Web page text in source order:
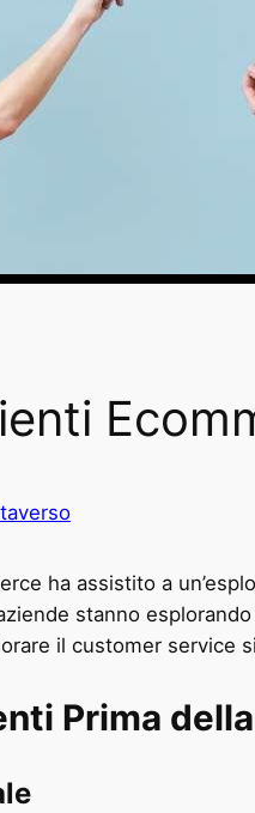
ha assistito a
stanno
il customer service
Prima